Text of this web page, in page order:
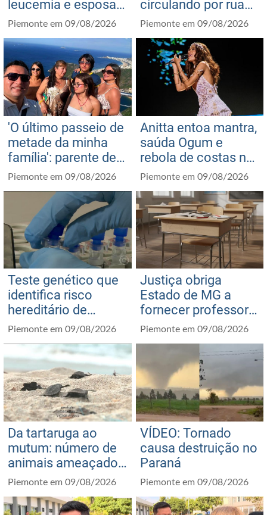
Piemonte em 09/08/2026
leucemia e esposa
conversam sobre
recuperação: ‘Ser
positivos diante dos
riscos’
Piemonte em 09/08/2026
circulando por ruas
de bairro em cidade
Piemonte em 09/08/2026
'O último passeio de
metade da minha
família': parente de
colombianas
de helicóptero posta
homenagem
Piemonte em 09/08/2026
Anitta entoa mantra,
saúda Ogum e
rebola de costas no
show da turnê
Piemonte em 09/08/2026
Teste genético que
identifica risco
hereditário de
câncer de mama
chega ao SUS
Piemonte em 09/08/2026
Justiça obriga
Estado de MG a
fornecer professor
especializado a
aluno com síndrome
Piemonte em 09/08/2026
Da tartaruga ao
mutum: número de
animais ameaçados
de extinção no
Brasil cresce e
chega a quase 800
Piemonte em 09/08/2026
VÍDEO: Tornado
causa destruição no
Paraná